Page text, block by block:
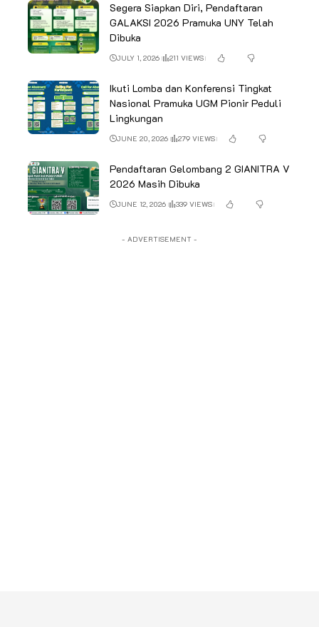
Segera Siapkan Diri, Pendaftaran
GALAKSI 2026 Pramuka UNY Telah
Dibuka
JULY 1, 2026 211 VIEWS
Ikuti Lomba dan Konferensi Tingkat
Nasional Pramuka UGM Pionir Peduli
Lingkungan
JUNE 20, 2026 279 VIEWS
Pendaftaran Gelombang 2 GIANITRA V
2026 Masih Dibuka
JUNE 12, 2026 339 VIEWS
- ADVERTISEMENT -